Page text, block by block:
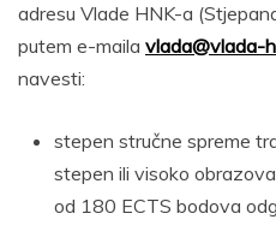
adresu Vlade HNK-a
putem e-maila vlada@vlada-
navesti:
stepen stručne spreme
stepen ili visoko
od 180 ECTS bodova